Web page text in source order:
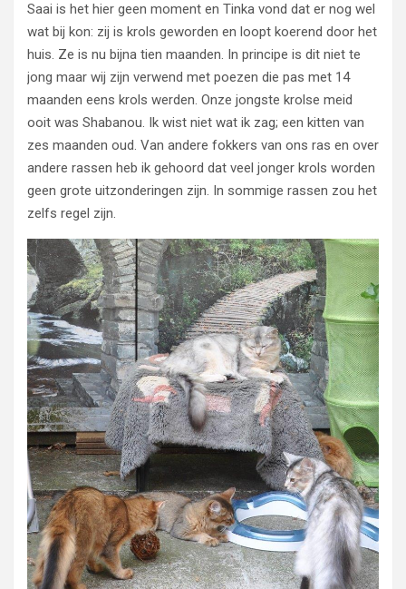
Saai is het hier geen moment en Tinka vond dat er nog wel
wat bij kon: zij is krols geworden en loopt koerend door het
huis. Ze is nu bijna tien maanden. In principe is dit niet te
jong maar wij zijn verwend met poezen die pas met 14
maanden eens krols werden. Onze jongste krolse meid
ooit was Shabanou. Ik wist niet wat ik zag; een kitten van
zes maanden oud. Van andere fokkers van ons ras en over
andere rassen heb ik gehoord dat veel jonger krols worden
geen grote uitzonderingen zijn. In sommige rassen zou het
zelfs regel zijn.